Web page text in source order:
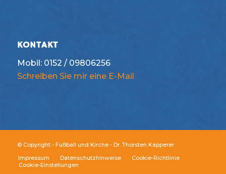
KONTAKT
Mobil: 0152 / 09806256
Schreiben Sie mir eine E-Mail
© Copyright - Fußball und Kirche - Dr. Thorsten Kapperer
Impressum
Datenschutzhinweise
Cookie-Richtlinie
Cookie-Einstellungen